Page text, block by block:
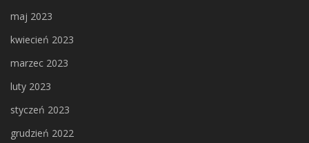
maj 2023
kwiecień 2023
marzec 2023
luty 2023
styczeń 2023
grudzień 2022